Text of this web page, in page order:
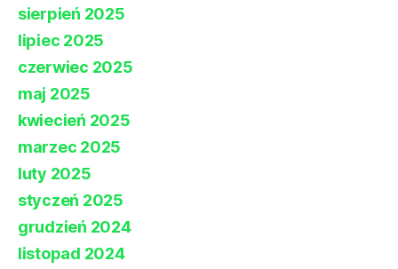
sierpień 2025
lipiec 2025
czerwiec 2025
maj 2025
kwiecień 2025
marzec 2025
luty 2025
styczeń 2025
grudzień 2024
listopad 2024